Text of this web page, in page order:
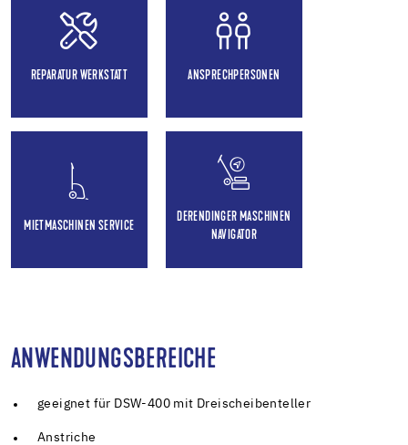
REPARATUR WERKSTATT ANSPRECHPERSONEN
MIETMASCHINEN SERVICE
DERENDINGER MASCHINEN
NAVIGATOR
ANWENDUNGSBEREICHE
geeignet für DSW-400 mit Dreischeibenteller
Anstriche